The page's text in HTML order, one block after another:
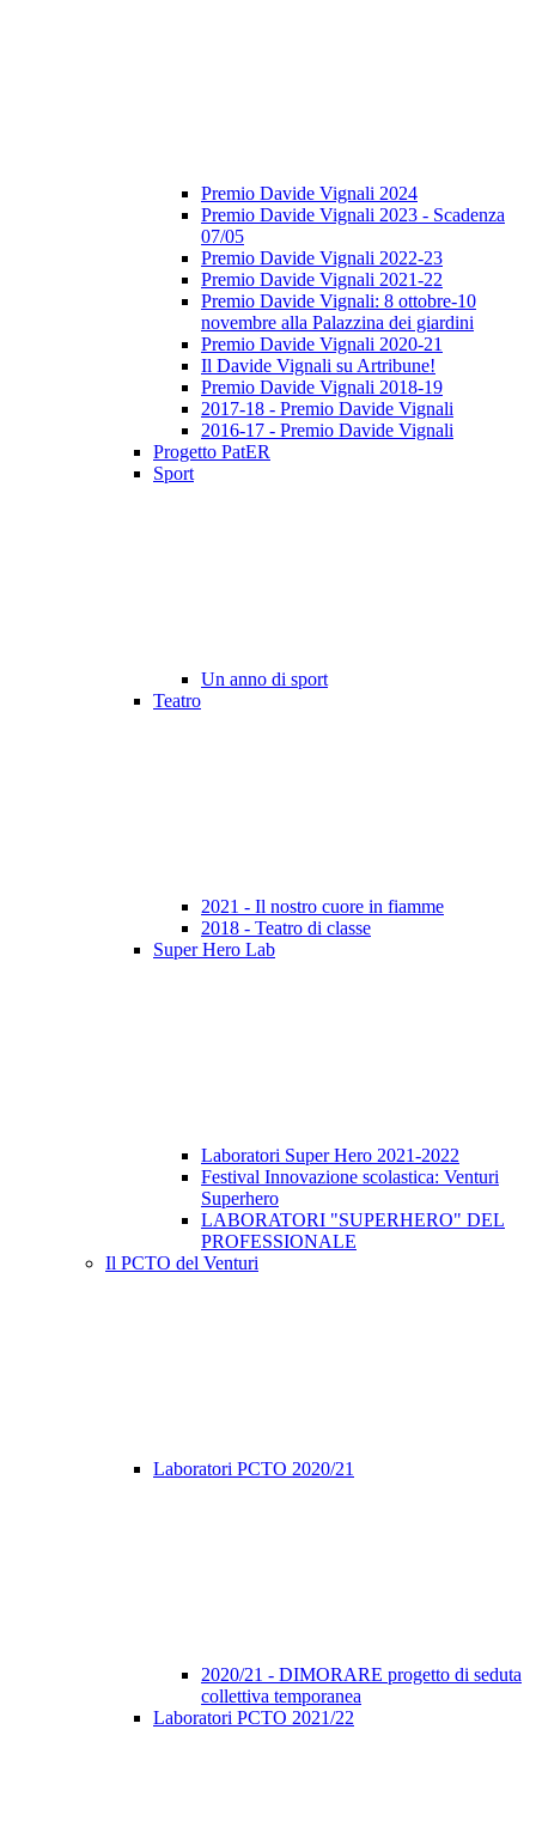
Premio Davide Vignali 2024
Premio Davide Vignali 2023 - Scadenza
07/05
Premio Davide Vignali 2022-23
Premio Davide Vignali 2021-22
Premio Davide Vignali: 8 ottobre-10
novembre alla Palazzina dei giardini
Premio Davide Vignali 2020-21
Il Davide Vignali su Artribune!
Premio Davide Vignali 2018-19
2017-18 - Premio Davide Vignali
2016-17 - Premio Davide Vignali
Progetto PatER
Sport
Un anno di sport
Teatro
2021 - Il nostro cuore in fiamme
2018 - Teatro di classe
Super Hero Lab
Laboratori Super Hero 2021-2022
Festival Innovazione scolastica: Venturi
Superhero
LABORATORI "SUPERHERO" DEL
PROFESSIONALE
Il PCTO del Venturi
Laboratori PCTO 2020/21
2020/21 - DIMORARE progetto di seduta
collettiva temporanea
Laboratori PCTO 2021/22